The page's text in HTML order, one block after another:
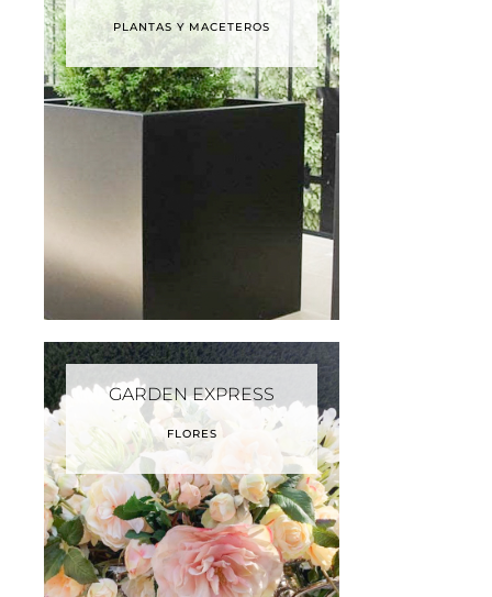
PLANTAS Y MACETEROS
GARDEN EXPRESS
FLORES